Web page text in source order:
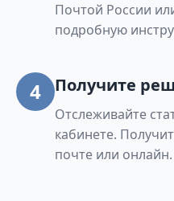
Почтой России
подробную
4 Получите
Отслеживайте
кабинете.
почте или онлайн.